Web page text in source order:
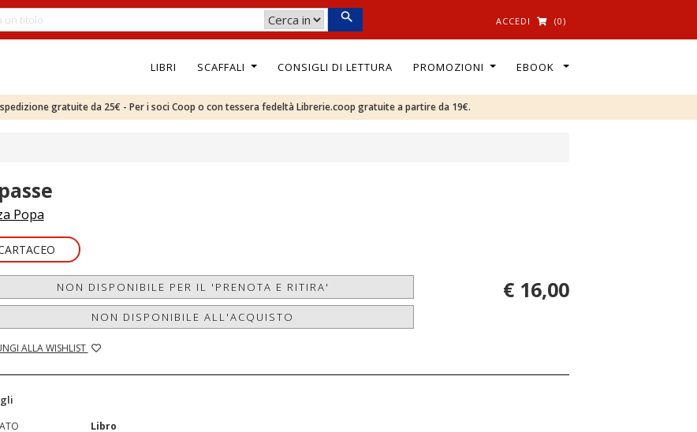
ACCEDI (0)
LIBRI SCAFFALI CONSIGLI DI LETTURA PROMOZIONI EBOOK
gratuite da 25€ - Per i soci Coop o con tessera fedeltà Librerie.coop gratuite a partire da 19€.
Popa
NON DISPONIBILE PER IL 'PRENOTA E RITIRA'
NON DISPONIBILE ALL'ACQUISTO
ALLA WISHLIST
€ 16,00
Libro